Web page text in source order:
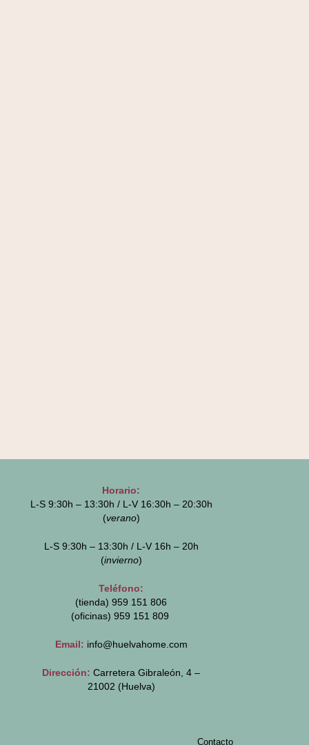
Horario:
L-S 9:30h – 13:30h / L-V 16:30h – 20:30h
(verano)
L-S 9:30h – 13:30h / L-V 16h – 20h
(invierno)
Teléfono:
(tienda) 959 151 806
(oficinas) 959 151 809
Email: info@huelvahome.com
Dirección: Carretera Gibraleón, 4 –
21002 (Huelva)
Contacto